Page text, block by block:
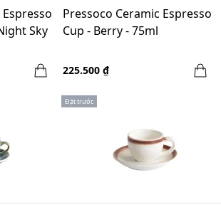
Sky
Pressoco Ceramic Espresso
Cup - Berry - 75ml
225.500 ₫
Đặt trước